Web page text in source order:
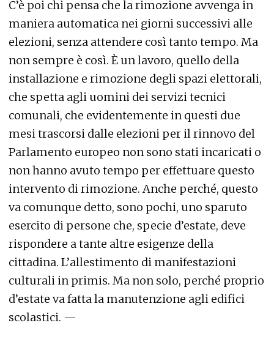
C’è poi chi pensa che la rimozione avvenga in
maniera automatica nei giorni successivi alle
elezioni, senza attendere così tanto tempo. Ma
non sempre è così. È un lavoro, quello della
installazione e rimozione degli spazi elettorali,
che spetta agli uomini dei servizi tecnici
comunali, che evidentemente in questi due
mesi trascorsi dalle elezioni per il rinnovo del
Parlamento europeo non sono stati incaricati o
non hanno avuto tempo per effettuare questo
intervento di rimozione. Anche perché, questo
va comunque detto, sono pochi, uno sparuto
esercito di persone che, specie d’estate, deve
rispondere a tante altre esigenze della
cittadina. L’allestimento di manifestazioni
culturali in primis. Ma non solo, perché proprio
d’estate va fatta la manutenzione agli edifici
scolastici. —